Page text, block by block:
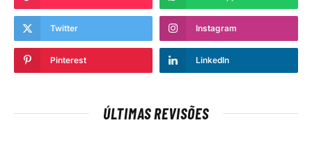
Twitter Instagram
Pinterest LinkedIn
ÚLTIMAS REVISÕES